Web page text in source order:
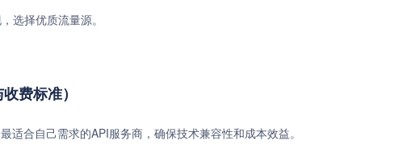
选择优质流量源。
费标准）
适合自己需求的API服务商，确保技术兼容性和成本效益。